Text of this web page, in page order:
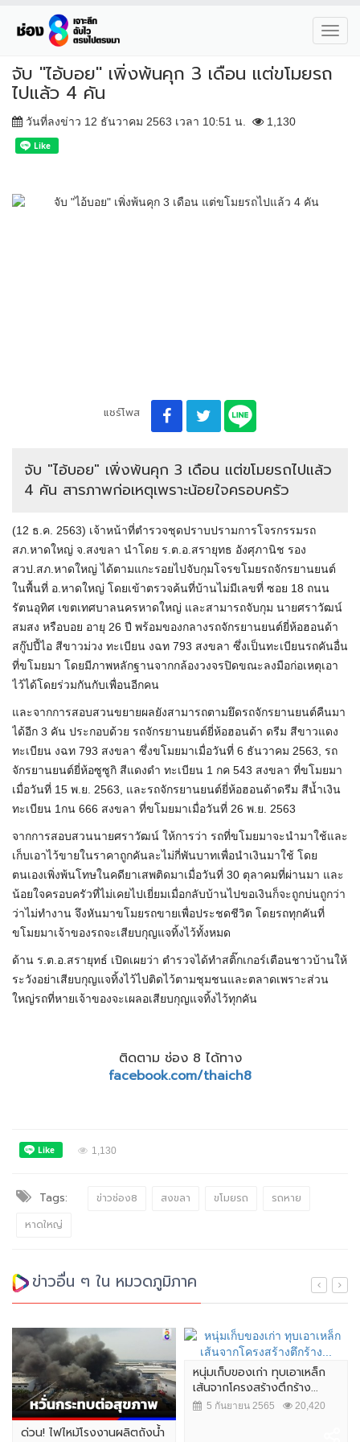
จับ "ไอ้บอย" เพิ่งพ้นคุก 3 เดือน แต่ขโมยรถ
ไปแล้ว 4 คัน
วันที่ลงข่าว 12 ธันวาคม 2563 เวลา 10:51 น. 1,130
แชร์โพส
จับ "ไอ้บอย" เพิ่งพ้นคุก 3 เดือน แต่ขโมยรถไปแล้ว
4 คัน สารภาพก่อเหตุเพราะน้อยใจครอบครัว
(12 ธ.ค. 2563) เจ้าหน้าที่ตำรวจชุดปราบปรามการโจรกรรมรถ
สภ.หาดใหญ่ จ.สงขลา นำโดย ร.ต.อ.สรายุทธ อังศุภานิช รอง
สวป.สภ.หาดใหญ่ ได้ตามแกะรอยไปจับกุมโจรขโมยรถจักรยานยนต์
ในพื้นที่ อ.หาดใหญ่ โดยเข้าตรวจค้นที่บ้านไม่มีเลขที่ ซอย 18 ถนน
รัตนอุทิศ เขตเทศบาลนครหาดใหญ่ และสามารถจับกุม นายศราวัฒน์
สมสง หรือบอย อายุ 26 ปี พร้อมของกลางรถจักรยานยนต์ยี่ห้อฮอนด้า
สกู๊ปปี้ไอ สีขาวม่วง ทะเบียน งฉท 793 สงขลา ซึ่งเป็นทะเบียนรถคันอื่น
ที่ขโมยมา โดยมีภาพหลักฐานจากกล้องวงจรปิดขณะลงมือก่อเหตุเอา
ไว้ได้โดยร่วมกันกับเพื่อนอีกคน
และจากการสอบสวนขยายผลยังสามารถตามยึดรถจักรยานยนต์คืนมา
ได้อีก 3 คัน ประกอบด้วย รถจักรยานยนต์ยี่ห้อฮอนด้า ดรีม สีขาวแดง
ทะเบียน งฉท 793 สงขลา ซึ่งขโมยมาเมื่อวันที่ 6 ธันวาคม 2563, รถ
จักรยานยนต์ยี่ห้อซูซูกิ สีแดงดำ ทะเบียน 1 กค 543 สงขลา ที่ขโมยมา
เมื่อวันที่ 15 พ.ย. 2563, และรถจักรยานยนต์ยี่ห้อฮอนด้าดรีม สีน้ำเงิน
ทะเบียน 1กน 666 สงขลา ที่ขโมยมาเมื่อวันที่ 26 พ.ย. 2563
จากการสอบสวนนายศราวัฒน์ ให้การว่า รถที่ขโมยมาจะนำมาใช้และ
เก็บเอาไว้ขายในราคาถูกคันละไม่กี่พันบาทเพื่อนำเงินมาใช้ โดย
ตนเองเพิ่งพ้นโทษในคดียาเสพติดมาเมื่อวันที่ 30 ตุลาคมที่ผ่านมา และ
น้อยใจครอบครัวที่ไม่เคยไปเยี่ยมเมื่อกลับบ้านไปขอเงินก็จะถูกบ่นถูกว่า
ว่าไม่ทำงาน จึงหันมาขโมยรถขายเพื่อประชดชีวิต โดยรถทุกคันที่
ขโมยมาเจ้าของรถจะเสียบกุญแจทิ้งไว้ทั้งหมด
ด้าน ร.ต.อ.สรายุทธ์ เปิดเผยว่า ตำรวจได้ทำสติ๊กเกอร์เตือนชาวบ้านให้
ระวังอย่าเสียบกุญแจทิ้งไว้ไปติดไว้ตามชุมชนและตลาดเพราะส่วน
ใหญ่รถที่หายเจ้าของจะเผลอเสียบกุญแจทิ้งไว้ทุกคัน
ติดตาม ช่อง 8 ได้ทาง
facebook.com/thaich8
1,130
Tags: ข่าวช่อง8 สงขลา ขโมยรถ
รถหาย
หาดใหญ่
ข่าวอื่น ๆ ใน หมวดภูมิภาค
ด่วน! ไฟไหม้โรงงานผลิตถังน้ำ
หนุ่มเก็บของเก่า ทุบเอาเหล็ก
เส้นจากโครงสร้างตึกร้าง...
5 กันยายน 2565 20,420